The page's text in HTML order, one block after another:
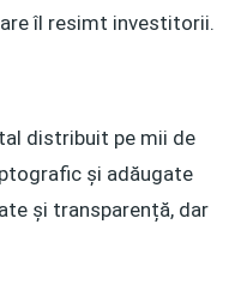
îl resimt investitorii.
distribuit pe mii de
și adăugate
și transparență, dar